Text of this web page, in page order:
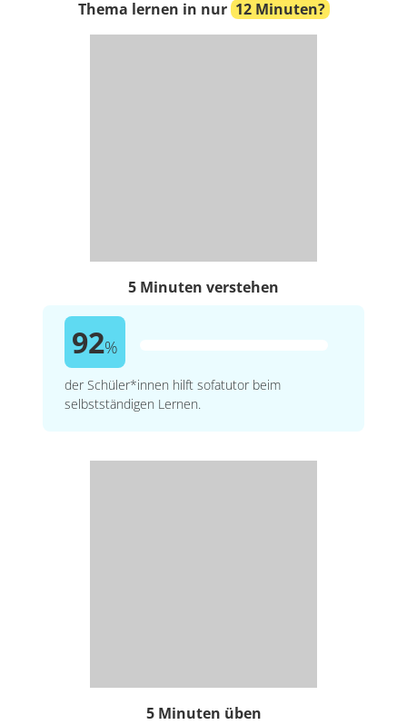
Thema lernen in nur 12 Minuten?
5 Minuten verstehen
92%
der Schüler*innen hilft sofatutor beim
selbstständigen Lernen.
5 Minuten üben